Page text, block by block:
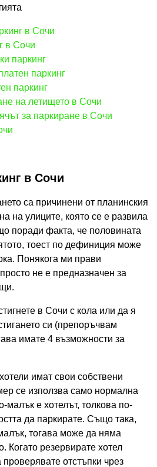
в Сочи
в Сочи
паркинг
паркинг
паркинг
на летището в Сочи
за паркиране в Сочи
в Сочи
са причинени от планинския
на улиците, която се е развила
поради факта, че половината
тоест по дефиниция може
Понякога ми прави
не е предназначен за
в Сочи с кола или да я
си (препоръчвам
имате 4 възможности за
имат свои собствени
се използва само нормална
малък е хотелът, толкова по-
да паркирате. Също така,
тогава може да няма
Когато резервирате хотел
отстъпки чрез